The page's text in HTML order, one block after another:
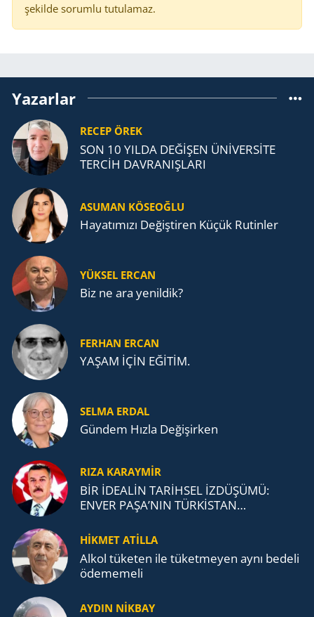
şekilde sorumlu tutulamaz.
Yazarlar
RECEP ÖREK
SON 10 YILDA DEĞİŞEN ÜNİVERSİTE
TERCİH DAVRANIŞLARI
ASUMAN KÖSEOĞLU
Ha­ya­tı­mı­zı De­ğiş­ti­ren Küçük Ru­tin­ler
YÜKSEL ERCAN
Biz ne ara yenildik?
FERHAN ERCAN
YAŞAM İÇİN EĞİTİM.
SELMA ERDAL
Gündem Hızla Değişirken
RIZA KARAYMIR
BİR İDEALİN TARİHSEL İZDÜŞÜMÜ:
ENVER PAŞA’NIN TÜRKİSTAN
TEŞKİLATI’NA UZANAN MİRASI
HİKMET ATİLLA
Alkol tü­ke­ten ile tü­ket­me­yen aynı be­de­li
öde­me­me­li
AYDIN NİKBAY